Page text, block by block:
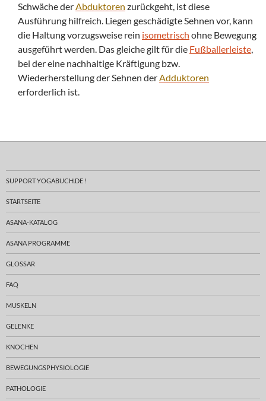
Schwäche derAbduktoren zurückgeht, ist diese
Ausführung hilfreich. Liegen geschädigte Sehnen vor, kann
die Haltung vorzugsweise rein isometrisch ohne Bewegung
ausgeführt werden. Das gleiche gilt für die Fußballerleiste,
bei der eine nachhaltige Kräftigung bzw.
Wiederherstellung der Sehnen derAdduktoren
erforderlich ist.
SUPPORT YOGABUCH.DE !
STARTSEITE
ASANA-KATALOG
ASANA PROGRAMME
GLOSSAR
FAQ
MUSKELN
GELENKE
KNOCHEN
BEWEGUNGSPHYSIOLOGIE
PATHOLOGIE